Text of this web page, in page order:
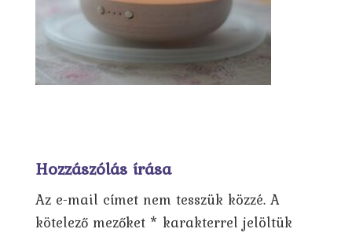
Hozzászólás írása
Az e-mail címet nem tesszük közzé. A
kötelező mezőket * karakterrel jelöltük